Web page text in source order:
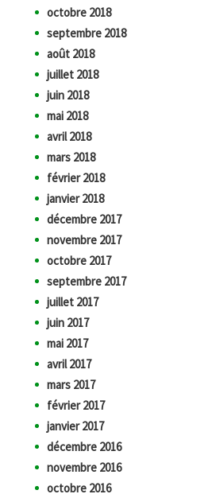
octobre 2018
septembre 2018
août 2018
juillet 2018
juin 2018
mai 2018
avril 2018
mars 2018
février 2018
janvier 2018
décembre 2017
novembre 2017
octobre 2017
septembre 2017
juillet 2017
juin 2017
mai 2017
avril 2017
mars 2017
février 2017
janvier 2017
décembre 2016
novembre 2016
octobre 2016